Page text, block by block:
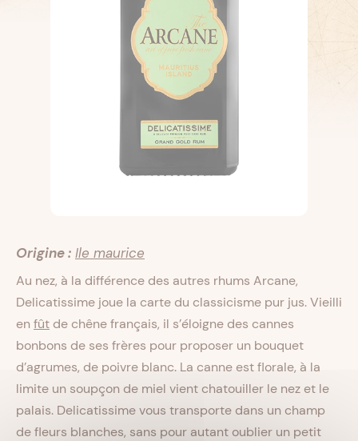
Origine : Ile maurice
Au nez, à la différence des autres rhums Arcane,
Delicatissime joue la carte du classicisme pur jus. Vieilli
enfût de chêne français, il s’éloigne des cannes
bonbons de ses frères pour proposer un bouquet
d’agrumes, de poivre blanc. La canne est florale, à la
limite un soupçon de miel vient chatouiller le nez et le
palais. Delicatissime vous transporte dans un champ
de fleurs blanches, sans pour autant oublier un petit